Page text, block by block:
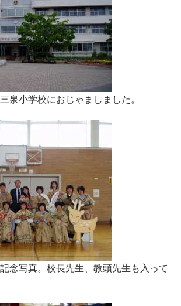
泉小学校におじゃましました。
念写真。校長先生、教頭先生も入って